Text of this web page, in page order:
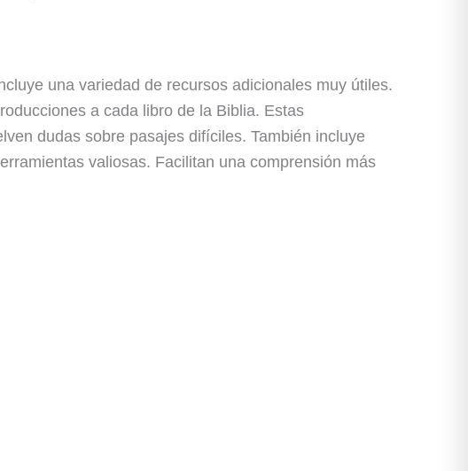
una variedad de recursos adicionales muy útiles.
a cada libro de la Biblia. Estas
dudas sobre pasajes difíciles. También incluye
valiosas. Facilitan una comprensión más